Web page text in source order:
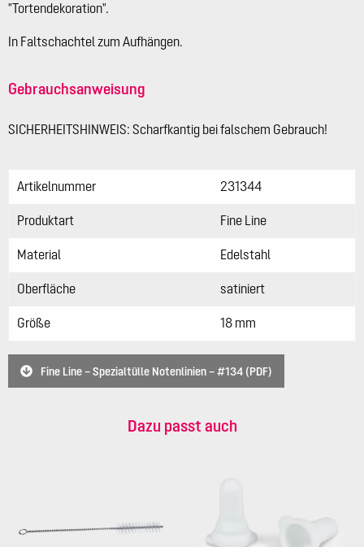
"Tortendekoration".
In Faltschachtel zum Aufhängen.
Gebrauchsanweisung
SICHERHEITSHINWEIS: Scharfkantig bei falschem Gebrauch!
Artikelnummer 231344
Produktart Fine Line
Material Edelstahl
Oberfläche satiniert
Größe 18 mm
Fine Line – Spezialtülle Notenlinien – #134 (PDF)
Dazu passt auch